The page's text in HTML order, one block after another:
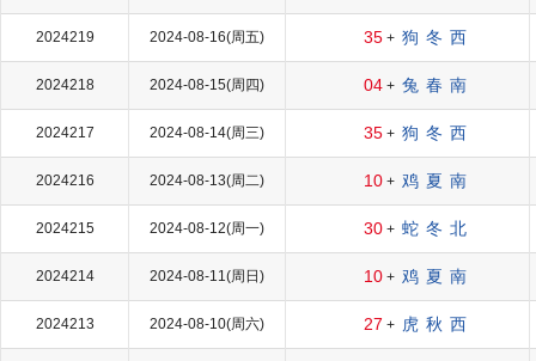
2024219 2024-08-16(周五) 35 + 狗 冬 西
2024218 2024-08-15(周四) 04 + 兔 春 南
2024217 2024-08-14(周三) 35 + 狗 冬 西
2024216 2024-08-13(周二) 10 + 鸡 夏 南
2024215 2024-08-12(周一) 30 + 蛇 冬 北
2024214 2024-08-11(周日) 10 + 鸡 夏 南
2024213 2024-08-10(周六) 27 + 虎 秋 西